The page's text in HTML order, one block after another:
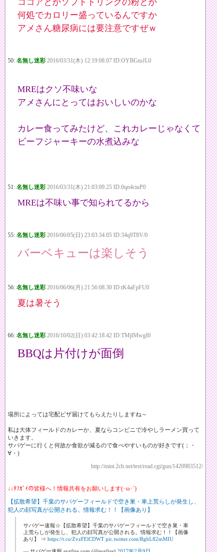
ココアとかソフトドリンクの粉とか
何処でカロリー盛っているんですか
アメさん糖尿病には要注意ですぜｗ
50: 名無し迷彩 2016/03/31(木) 12:19:08.07 ID:OYBGtoJL0
MREはクソ不味いな
アメさんにとってはおいしいのかな
カレー食ってみたけど、これカレーじゃなくて
ビーフジャーキーの水煮込みな
51: 名無し迷彩 2016/03/31(木) 21:03:09.25 ID:0qn4ciuP0
MREは不味い事で知られてるから
55: 名無し迷彩 2016/06/05(日) 23:03:34.05 ID:34q9T8V/0
バーベキューは楽しそう
56: 名無し迷彩 2016/06/06(月) 21:56:08.30 ID:tK4aFpFU0
夏は暑そう
66: 名無し迷彩 2016/10/02(日) 03:42:18.42 ID:TMjIMwgI0
BBQは片付けが面倒
場所によっては宅配ピザ届けてもらえたりしますね～
私は大体フィールドのカレーか、夏ならコンビニで冷やしラーメン買って
いきます。
サバゲーに行くと何故か食欲が減るので食べやすいものが好きです(；・
∀・)
http://mint.2ch.net/test/read.cgi/gun/1420983512/
↓↓ﾀﾌｶﾞｲの皆様へ！情報共有をお願いします(･ω･´)
【拡散希望】千葉のサバゲーフィールドで空き巣・車上荒らしが発生し、
犯人の顔写真が公開される。情報求む！！【画像あり】
サバゲー速報☆【拡散希望】千葉のサバゲーフィールドで空き巣・車
上荒らしが発生し、犯人の顔写真が公開される。情報求む！！【画像
あり】 ⇒ https://t.co/ZvzFElCDWT pic.twitter.com/RgbL82mMIU